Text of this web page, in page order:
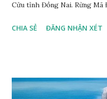
Cửu tỉnh Đồng Nai. Rừng Mã
đuôi trắng (Lamproptera
Happy Việt Nam 2024
CHIA SẺ ĐĂNG NHẬN XÉT